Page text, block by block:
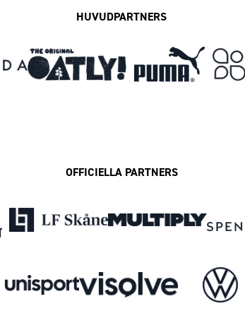
HUVUDPARTNERS
OFFICIELLA PARTNERS